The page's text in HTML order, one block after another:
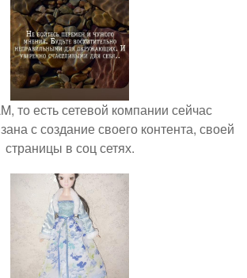
то есть сетевой компании сейчас
с создание своего контента, своей
страницы в соц сетях.